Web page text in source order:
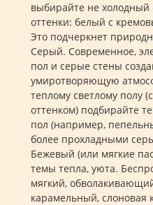
выбирайте не
оттенки: белый с
Это подчеркнет
Серый. Современное,
пол и серые стены
умиротворяющую
теплому светлому полу
оттенком) подбирайте
пол (например,
более прохладными
Бежевый (или мягкие
темы тепла, уюта.
мягкий,
карамельный, слоновая